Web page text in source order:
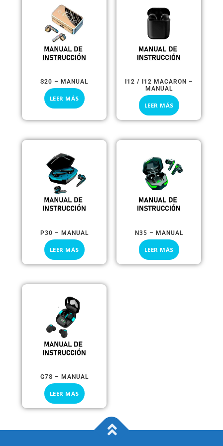
S20 – MANUAL
LEER MÁS
I12 / I12 MACARON –
MANUAL
LEER MÁS
P30 – MANUAL
LEER MÁS
N35 – MANUAL
LEER MÁS
G7S – MANUAL
LEER MÁS